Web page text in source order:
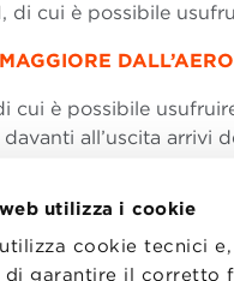
utilizza i cookie
cookie tecnici
garantire il corretto
di cui è possibile
cui è possibile
all’uscita arrivi